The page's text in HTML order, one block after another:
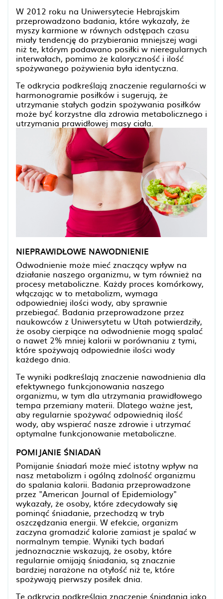
W 2012 roku na Uniwersytecie Hebrajskim
przeprowadzono badania, które wykazały, że
myszy karmione w równych odstępach czasu
miały tendencję do przybierania mniejszej wagi
niż te, którym podawano posiłki w nieregularnych
interwałach, pomimo że kaloryczność i ilość
spożywanego pożywienia była identyczna.
Te odkrycia podkreślają znaczenie regularności w
harmonogramie posiłków i sugerują, że
utrzymanie stałych godzin spożywania posiłków
może być korzystne dla zdrowia metabolicznego i
utrzymania prawidłowej masy ciała.
NIEPRAWIDŁOWE NAWODNIENIE
Odwodnienie może mieć znaczący wpływ na
działanie naszego organizmu, w tym również na
procesy metaboliczne. Każdy proces komórkowy,
włączając w to metabolizm, wymaga
odpowiedniej ilości wody, aby sprawnie
przebiegać. Badania przeprowadzone przez
naukowców z Uniwersytetu w Utah potwierdziły,
że osoby cierpiące na odwodnienie mogą spalać
o nawet 2% mniej kalorii w porównaniu z tymi,
które spożywają odpowiednie ilości wody
każdego dnia.
Te wyniki podkreślają znaczenie nawodnienia dla
efektywnego funkcjonowania naszego
organizmu, w tym dla utrzymania prawidłowego
tempa przemiany materii. Dlatego ważne jest,
aby regularnie spożywać odpowiednią ilość
wody, aby wspierać nasze zdrowie i utrzymać
optymalne funkcjonowanie metaboliczne.
POMIJANIE ŚNIADAŃ
Pomijanie śniadań może mieć istotny wpływ na
nasz metabolizm i ogólną zdolność organizmu
do spalania kalorii. Badania przeprowadzone
przez "American Journal of Epidemiology"
wykazały, że osoby, które zdecydowały się
pominąć śniadanie, przechodzą w tryb
oszczędzania energii. W efekcie, organizm
zaczyna gromadzić kalorie zamiast je spalać w
normalnym tempie. Wyniki tych badań
jednoznacznie wskazują, że osoby, które
regularnie omijają śniadania, są znacznie
bardziej narażone na otyłość niż te, które
spożywają pierwszy posiłek dnia.
Te odkrycia podkreślają znaczenie śniadania jako